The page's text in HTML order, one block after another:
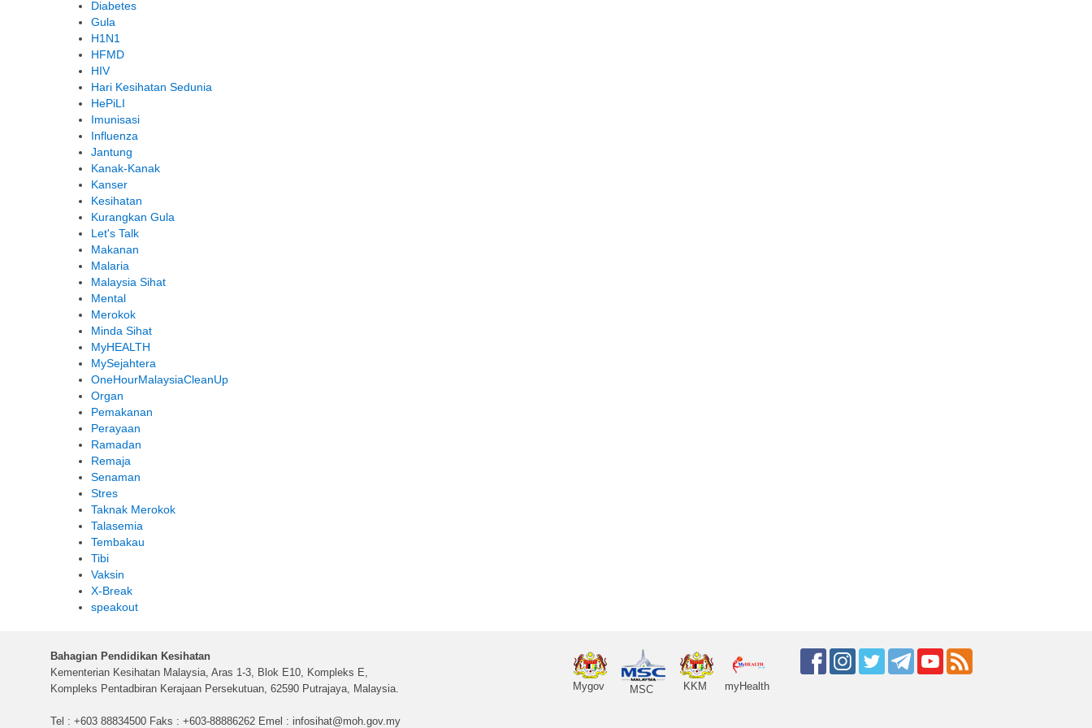
Diabetes
Gula
H1N1
HFMD
HIV
Hari Kesihatan Sedunia
HePiLI
Imunisasi
Influenza
Jantung
Kanak-Kanak
Kanser
Kesihatan
Kurangkan Gula
Let's Talk
Makanan
Malaria
Malaysia Sihat
Mental
Merokok
Minda Sihat
MyHEALTH
MySejahtera
OneHourMalaysiaCleanUp
Organ
Pemakanan
Perayaan
Ramadan
Remaja
Senaman
Stres
Taknak Merokok
Talasemia
Tembakau
Tibi
Vaksin
X-Break
speakout
Bahagian Pendidikan Kesihatan
Kementerian Kesihatan Malaysia, Aras 1-3, Blok E10, Kompleks E,
Kompleks Pentadbiran Kerajaan Persekutuan, 62590 Putrajaya, Malaysia.
Tel : +603 88834500 Faks : +603-88886262 Emel : infosihat@moh.gov.my
Mygov MSC KKM myHealth